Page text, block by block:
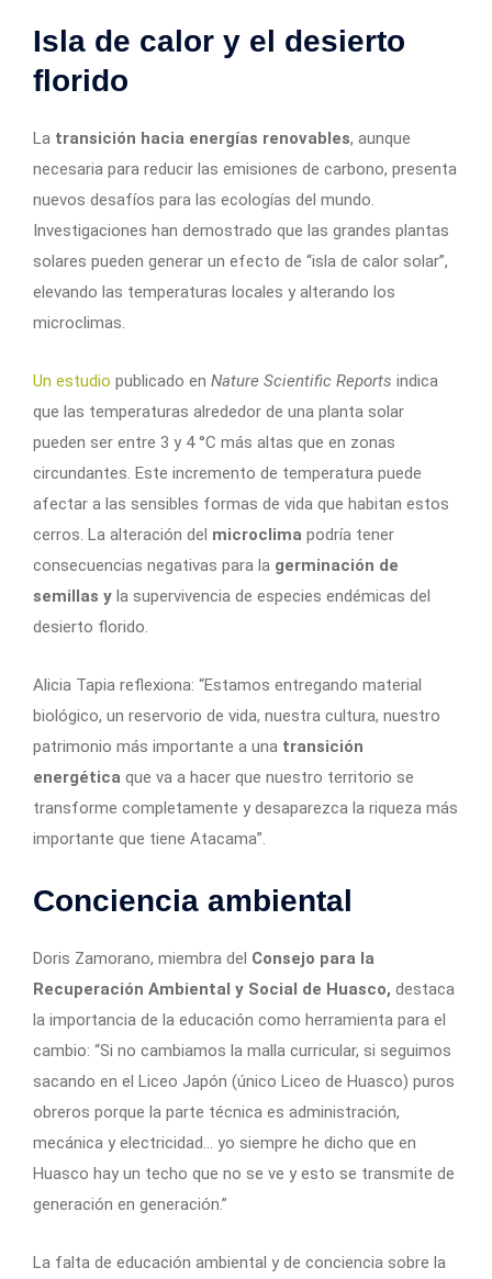
Isla de calor y el desierto
florido
La transición hacia energías renovables, aunque
necesaria para reducir las emisiones de carbono, presenta
nuevos desafíos para las ecologías del mundo.
Investigaciones han demostrado que las grandes plantas
solares pueden generar un efecto de “isla de calor solar”,
elevando las temperaturas locales y alterando los
microclimas.
Un estudio publicado en Nature Scientific Reports indica
que las temperaturas alrededor de una planta solar
pueden ser entre 3 y 4 °C más altas que en zonas
circundantes. Este incremento de temperatura puede
afectar a las sensibles formas de vida que habitan estos
cerros. La alteración del microclima podría tener
consecuencias negativas para la germinación de
semillas y la supervivencia de especies endémicas del
desierto florido.
Alicia Tapia reflexiona: “Estamos entregando material
biológico, un reservorio de vida, nuestra cultura, nuestro
patrimonio más importante a una transición
energética que va a hacer que nuestro territorio se
transforme completamente y desaparezca la riqueza más
importante que tiene Atacama”.
Conciencia ambiental
Doris Zamorano, miembra del Consejo para la
Recuperación Ambiental y Social de Huasco, destaca
la importancia de la educación como herramienta para el
cambio: “Si no cambiamos la malla curricular, si seguimos
sacando en el Liceo Japón (único Liceo de Huasco) puros
obreros porque la parte técnica es administración,
mecánica y electricidad… yo siempre he dicho que en
Huasco hay un techo que no se ve y esto se transmite de
generación en generación.”
La falta de educación ambiental y de conciencia sobre la